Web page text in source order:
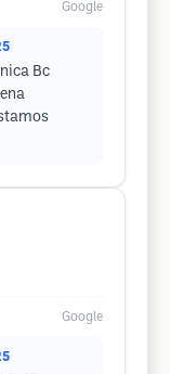
Google
Bc
Google